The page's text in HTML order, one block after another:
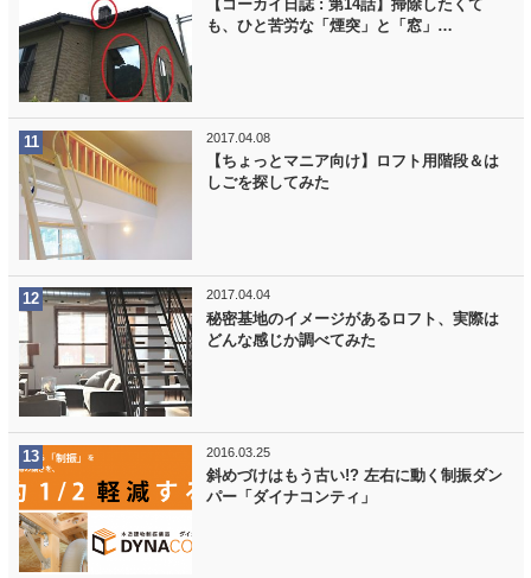
【コーカイ日誌 : 第14話】掃除したくて
も、ひと苦労な「煙突」と「窓」…
2017.04.08
【ちょっとマニア向け】ロフト用階段＆は
しごを探してみた
2017.04.04
秘密基地のイメージがあるロフト、実際は
どんな感じか調べてみた
2016.03.25
斜めづけはもう古い!? 左右に動く制振ダン
パー「ダイナコンティ」